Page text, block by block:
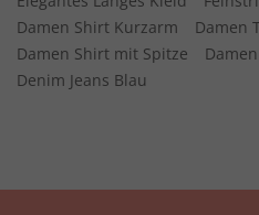
Damen Shirt Kurzarm
Damen
Damen Shirt mit Spitze
Denim Jeans Blau